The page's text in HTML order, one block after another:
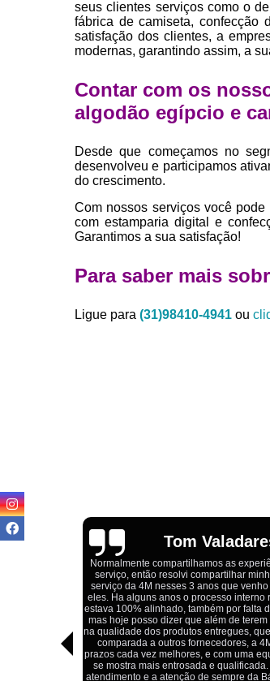
seus clientes serviços como o
fábrica de camiseta, confecção
satisfação dos clientes, a
modernas, garantindo assim, a
Contar com os
algodão egípcio e
Desde que começamos no
desenvolveu e participamos
do crescimento.
Com nossos serviços você
com estamparia digital e
Garantimos a sua satisfação!
Para saber mais
Ligue para (31)98410-4941 ou
Igor Cordeiro
Estou extremamente satisfeito com o
Eles forneceram uniformes para a
qualidade das camisetas é excelente. O
impressão está impecável, e o preço foi
considerando a alta qualidade do
atendimento foi ágil e atencioso, desde o
entrega dos uniformes. Com certeza,
Camisetas para quem procura
ótimo custo-